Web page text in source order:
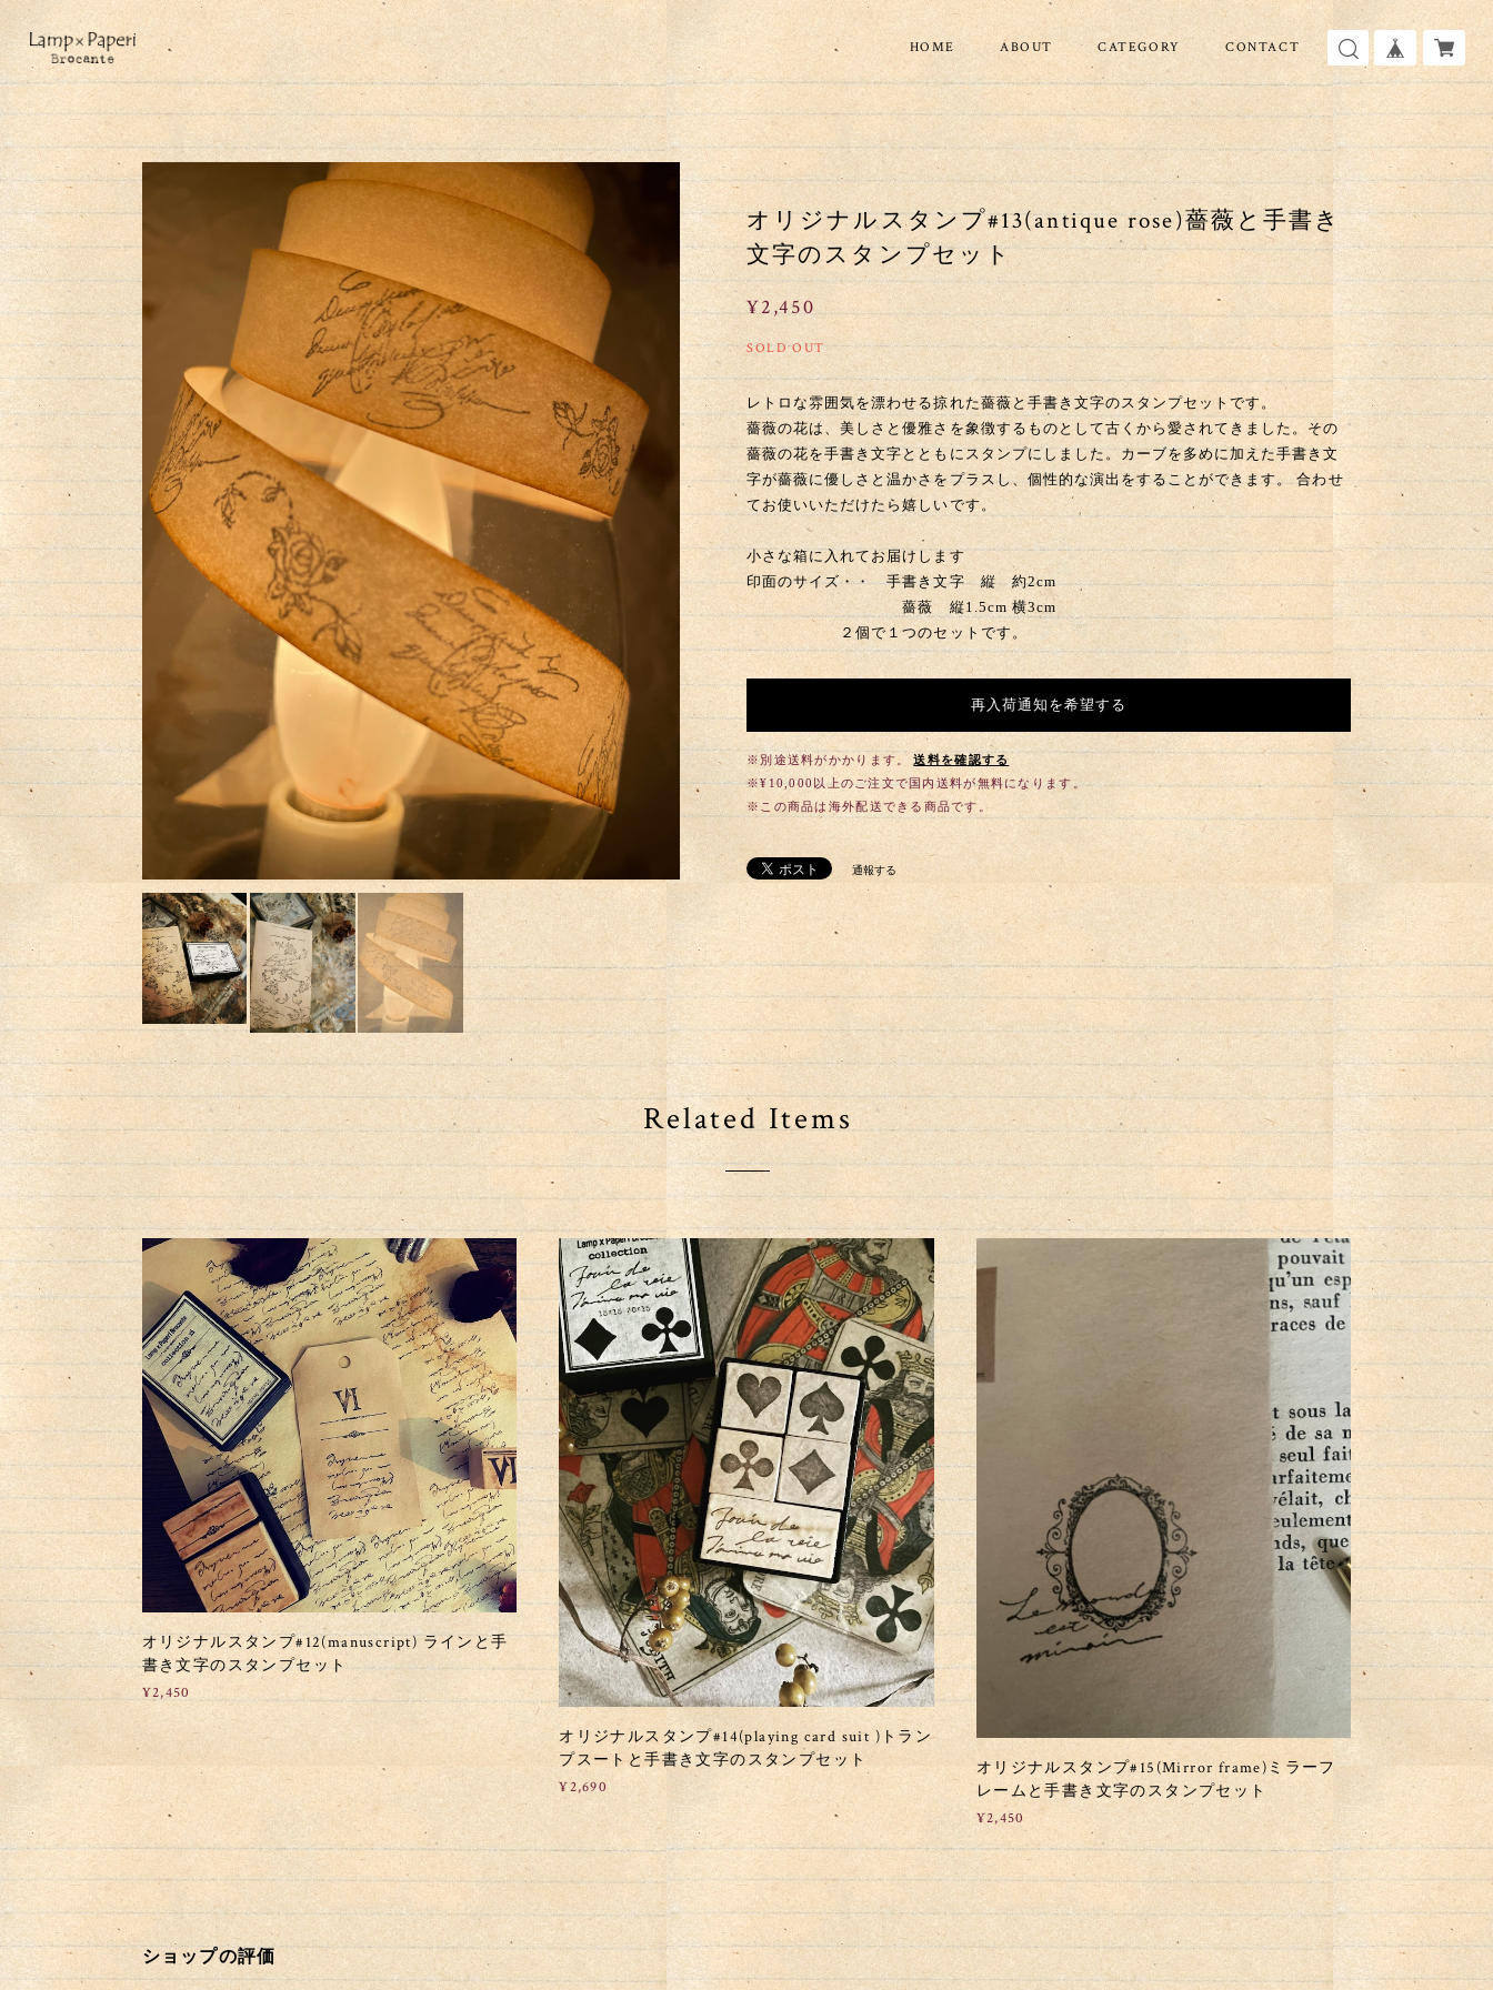
HOME ABOUT CATEGORY CONTACT
オリジナルスタンプ#13(antique rose)薔薇と手書き
文字のスタンプセット
¥2,450
SOLD OUT
レトロな雰囲気を漂わせる掠れた薔薇と手書き文字のスタンプセットです。
薔薇の花は、美しさと優雅さを象徴するものとして古くから愛されてきました。その
薔薇の花を手書き文字とともにスタンプにしました。カーブを多めに加えた手書き文
字が薔薇に優しさと温かさをプラスし、個性的な演出をすることができます。 合わせ
てお使いいただけたら嬉しいです。
小さな箱に入れてお届けします
印面のサイズ・・ 手書き文字 縦 約2cm
薔薇 縦1.5cm 横3cm
２個で１つのセットです。
再入荷通知を希望する
※別途送料がかかります。
送料を確認する
※¥10,000以上のご注文で国内送料が無料になります。
※この商品は海外配送できる商品です。
通報する
Related Items
オリジナルスタンプ#12(manuscript) ラインと手
書き文字のスタンプセット
¥2,450
オリジナルスタンプ#14(playing card suit )トラン
プスートと手書き文字のスタンプセット
¥2,690
オリジナルスタンプ#15(Mirror frame)ミラーフ
レームと手書き文字のスタンプセット
¥2,450
ショップの評価